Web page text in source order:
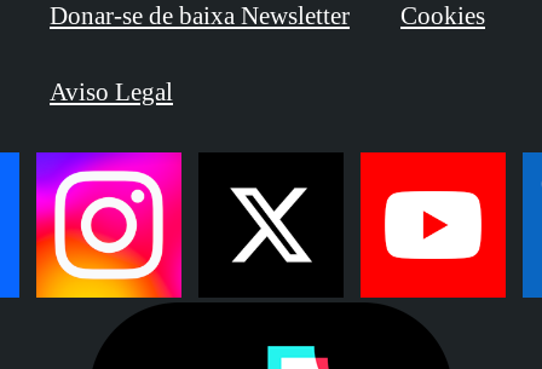
Donar-se de baixa Newsletter Cookies
Aviso Legal